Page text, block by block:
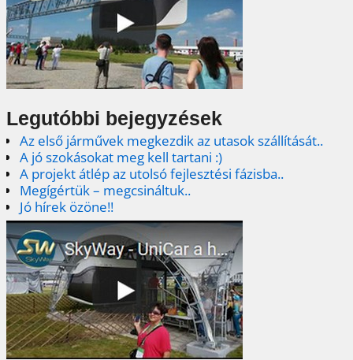
Legutóbbi bejegyzések
Az első járművek megkezdik az utasok szállítását..
A jó szokásokat meg kell tartani :)
A projekt átlép az utolsó fejlesztési fázisba..
Megígértük – megcsináltuk..
Jó hírek özöne!!